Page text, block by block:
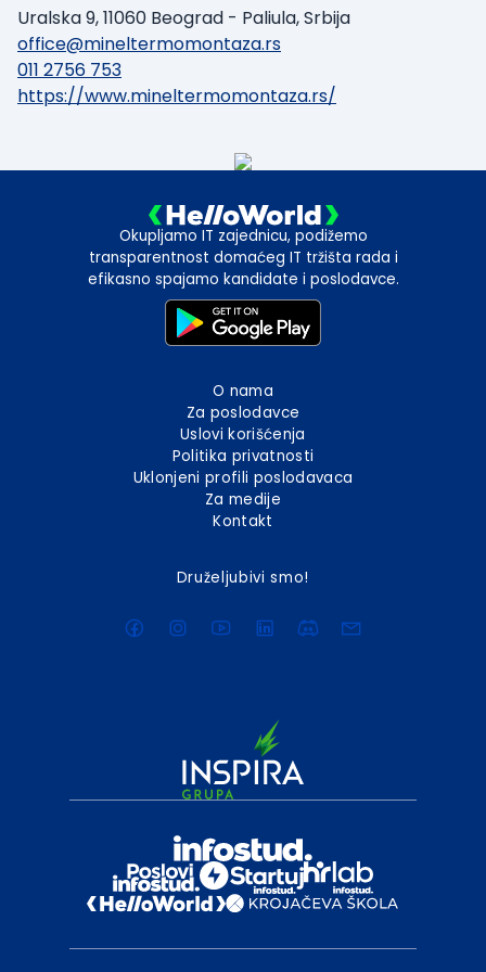
Uralska 9, 11060 Beograd - Paliula, Srbija
office@mineltermomontaza.rs
011 2756 753
https://www.mineltermomontaza.rs/
Okupljamo IT zajednicu, podižemo
transparentnost domaćeg IT tržišta rada i
efikasno spajamo kandidate i poslodavce.
O nama
Za poslodavce
Uslovi korišćenja
Politika privatnosti
Uklonjeni profili poslodavaca
Za medije
Kontakt
Druželjubivi smo!